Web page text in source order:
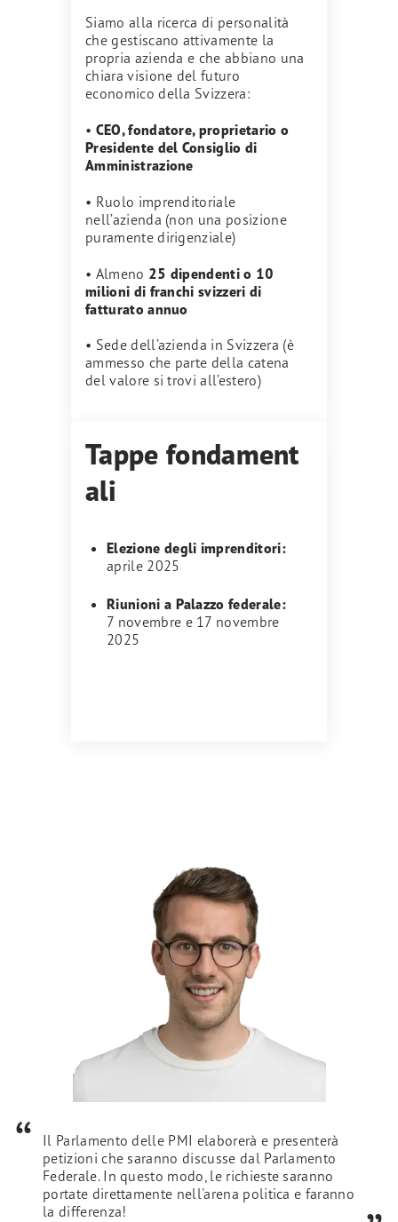
Siamo alla ricerca di personalità
che gestiscano attivamente la
propria azienda e che abbiano una
chiara visione del futuro
economico della Svizzera:
• CEO, fondatore, proprietario o
Presidente del Consiglio di
Amministrazione
• Ruolo imprenditoriale
nell’azienda (non una posizione
puramente dirigenziale)
• Almeno 25 dipendenti o 10
milioni di franchi svizzeri di
fatturato annuo
• Sede dell’azienda in Svizzera (è
ammesso che parte della catena
del valore si trovi all’estero)
Tappe fondament
ali
Elezione degli imprenditori:
aprile 2025
Riunioni a Palazzo federale:
7 novembre e 17 novembre
2025
Il Parlamento delle PMI elaborerà e presenterà
petizioni che saranno discusse dal Parlamento
Federale. In questo modo, le richieste saranno
portate direttamente nell'arena politica e faranno
la differenza!